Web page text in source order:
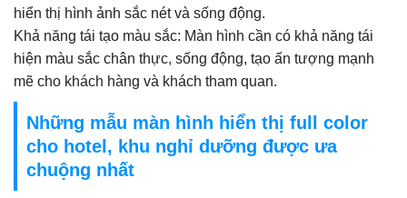
hiển thị hình ảnh sắc nét và sống động.
Khả năng tái tạo màu sắc: Màn hình cần có khả năng tái
hiện màu sắc chân thực, sống động, tạo ấn tượng mạnh
mẽ cho khách hàng và khách tham quan.
Những mẫu màn hình hiển thị full color
cho hotel, khu nghỉ dưỡng được ưa
chuộng nhất